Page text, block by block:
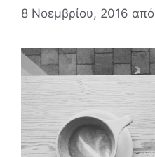
8 Νοεμβρίου, 2016 από